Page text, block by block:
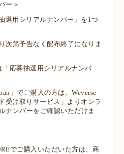
ー＞
選用シリアルナンバー」を1つ
次第予告なく配布終了になりま
応募抽選用シリアルナンバ
」でご購入の方は、Weverse
受け取りサービス」よりオンラ
ナンバーをご確認いただけま
でご購入いただいた方は、商